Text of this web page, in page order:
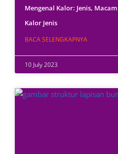
Mengenal Kalor: Jenis,
Kalor Jenis
BACA SELENGKAPNYA
10 July 2023